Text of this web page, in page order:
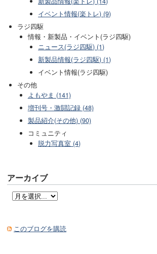
イベント情報(楽トレ) (9)
ラジ四駆
情報・新製品・イベント(ラジ四駆)
ニュース(ラジ四駆) (1)
新製品情報(ラジ四駆) (1)
イベント情報(ラジ四駆)
その他
よもやま (141)
増刊号・激闘記録 (48)
製品紹介(その他) (90)
コミュニティ
脱力写真室 (4)
アーカイブ
このブログを購読